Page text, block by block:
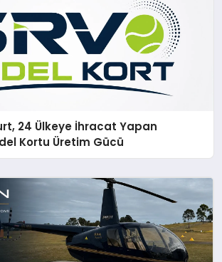
24 Ülkeye İhracat Yapan
Kortu Üretim Gücü